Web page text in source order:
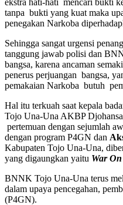
tanpa bukti yang kuat maka
penegakan Narkoba
Sehingga sangat urgensi
tanggung jawab polisi dan
bangsa, karena ancaman
penerus perjuangan bangsa,
pemakaian Narkoba butuh
Hal itu terkuah saat kepala
Tojo Una-Una AKBP
pertemuan dengan sejumlah
dengan program P4GN dan
Kabupaten Tojo Una-Una,
yang digaungkan yaitu War
BNNK Tojo Una-Una terus
dalam upaya pencegahan,
(P4GN).